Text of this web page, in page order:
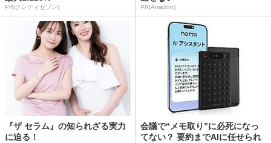
PR(クレディセゾン) PR(Amazon)
『ザ セラム』の知られざる実力
に迫る！
会議で“メモ取り”に必死になっ
てない？ 要約までAIに任せられ